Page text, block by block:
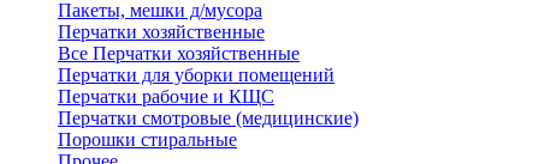
Пакеты, мешки д/мусора
Перчатки хозяйственные
Все Перчатки хозяйственные
Перчатки для уборки помещений
Перчатки рабочие и КЩС
Перчатки смотровые (медицинские)
Порошки стиральные